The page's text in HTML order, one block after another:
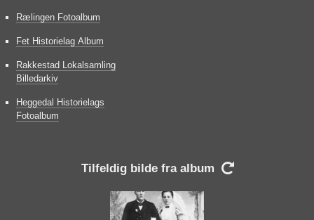
Rælingen Fotoalbum
Fet Historielag Album
Rakkestad Lokalsamling
Billedarkiv
Heggedal Historielags
Fotoalbum
Tilfeldig bilde fra album 